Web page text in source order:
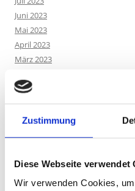
Zustimmung
Diese Webseite verwendet
Wir verwenden Cookies,
Juni 2023
Mai 2023
April 2023
März 2023
Januar 2023
Dezember 2022
Oktober 2022
Juli 2022